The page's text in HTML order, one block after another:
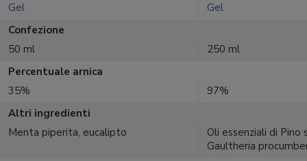
Gel
Gel
Confezione
50 ml
250 ml
Percentuale arnica
35%
97%
Altri ingredienti
Menta piperita, eucalipto
Oli essenziali di Pino
Gaultheria